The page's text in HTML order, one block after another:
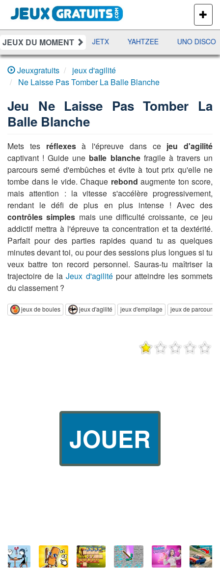
PLUS
DE
JEUX
JEUX DU MOMENT
DAMES RAMI JETX YAHTZEE UNO DISCO
Jeuxgratuits
jeux d'agilité
Ne Laisse Pas Tomber La Balle Blanche
Jeu Ne Laisse Pas Tomber La
Balle Blanche
Mets tes réflexesà l'épreuve dans ce jeu d'agilité
captivant ! Guide une balle blanchefragile à travers un
parcours semé d'embûches et évite à tout prix qu'elle ne
tombe dans le vide. Chaque rebond augmente ton score,
mais attention : la vitesse s'accélère progressivement,
rendant le défi de plus en plus intense ! Avec des
contrôles simples mais une difficulté croissante, ce jeu
addictif mettra à l'épreuve ta concentration et ta dextérité.
Parfait pour des parties rapides quand tu as quelques
minutes devant toi, ou pour des sessions plus longues si tu
veux battre ton record personnel. Sauras-tu maîtriser la
trajectoire de laJeux d'agilitépour atteindre les sommets
du classement ?
jeux de boules jeux d'agilité jeux d'empilage jeux de parcours
JOUER